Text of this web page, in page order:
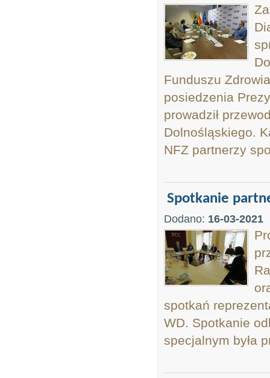
Funduszu
posiedzenia
prowadził
Dolnośląskiego.
NFZ partnerzy
Spotkanie
Dodano: 16-03-2021
spotkań
WD. Spotkanie
specjalnym była